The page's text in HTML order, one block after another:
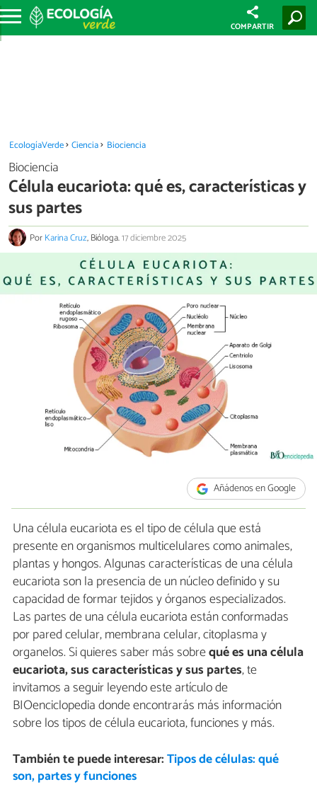
COMPARTIR
EcologíaVerde Ciencia Biociencia
Biociencia
Célula eucariota: qué es, características y
sus partes
PorKarina Cruz, Bióloga.17 diciembre 2025
Añádenos en Google
Una célula eucariota es el tipo de célula que está
presente en organismos multicelulares como animales,
plantas y hongos. Algunas características de una célula
eucariota son la presencia de un núcleo definido y su
capacidad de formar tejidos y órganos especializados.
Las partes de una célula eucariota están conformadas
por pared celular, membrana celular, citoplasma y
organelos. Si quieres saber más sobrequé es una célula
eucariota, sus características y sus partes, te
invitamos a seguir leyendo este artículo de
BIOenciclopedia donde encontrarás más información
sobre los tipos de célula eucariota, funciones y más.
También te puede interesar:Tipos de células: qué
son, partes y funciones